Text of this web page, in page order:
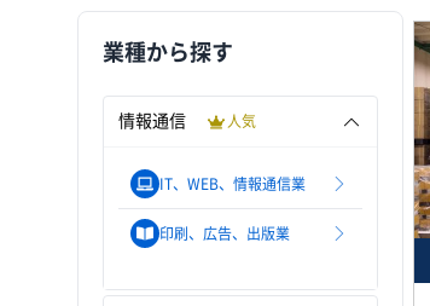
業種から探す
情報通信 人気
IT、WEB、情報通信業
印刷、広告、出版業